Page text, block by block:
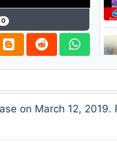
0
on March 12,